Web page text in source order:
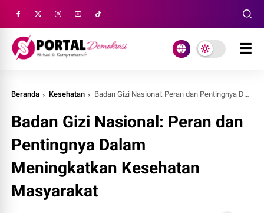
Beranda Kesehatan Badan Gizi Nasional: Peran dan Pentingnya Dalam Meningkatkan Kesehatan Masyarakat
Badan Gizi Nasional: Peran dan
Pentingnya Dalam
Meningkatkan Kesehatan
Masyarakat